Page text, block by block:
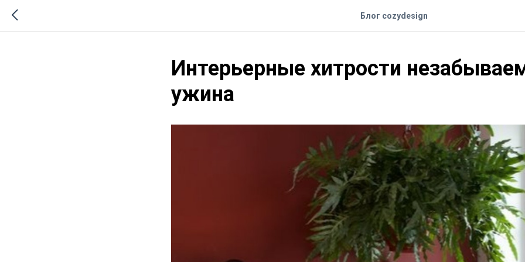
Блог cozydesign
Интерьерные хитрости
ужина